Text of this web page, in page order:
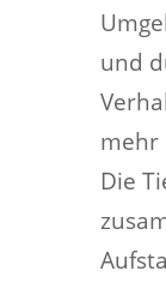
und
mehr
Die